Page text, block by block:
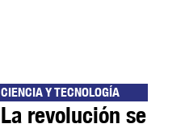
CIENCIA Y TECNOLOGÍA
La revolución se